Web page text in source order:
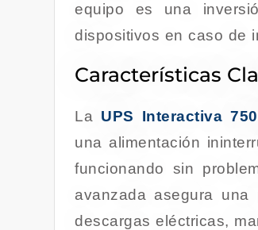
equipo es una
dispositivos en caso de
Características
La UPS Interactiva
una alimentación
funcionando sin
avanzada asegura
descargas eléctricas,